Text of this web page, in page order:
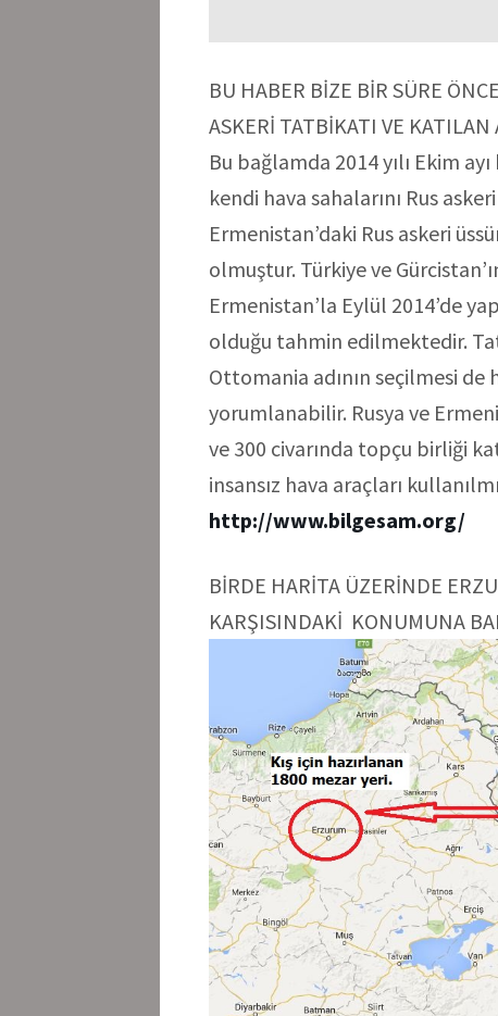
BU HABER BİZE BİR SÜRE
ASKERİ TATBİKATI VE
Bu bağlamda 2014 yılı Ekim
kendi hava sahalarını Rus
Ermenistan’daki Rus askeri
olmuştur. Türkiye ve
Ermenistan’la Eylül 2014’de
olduğu tahmin edilmektedir.
Ottomania adının seçilmesi
yorumlanabilir. Rusya ve
ve 300 civarında topçu birliği
insansız hava araçları
http://www.bilgesam.org/
BİRDE HARİTA ÜZERİNDE
KARŞISINDAKİ KONUMUNA